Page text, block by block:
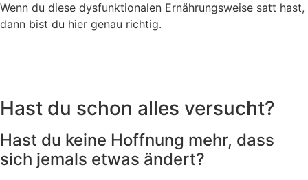
Wenn du diese dysfunktionalen Ernährungsweise satt hast,
dann bist du hier genau richtig.
Hast du schon alles versucht?
Hast du keine Hoffnung mehr, dass
sich jemals etwas ändert?